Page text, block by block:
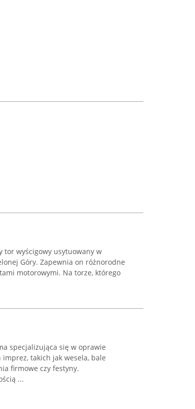
tor wyścigowy usytuowany w
Góry. Zapewnia on różnorodne
motorowymi. Na torze, którego
specjalizująca się w oprawie
takich jak wesela, bale
firmowe czy festyny.
...